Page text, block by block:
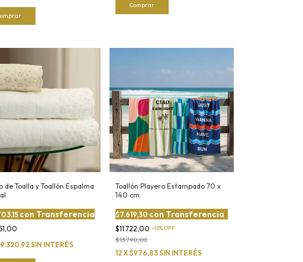
Comprar
de Toalla y Toallón Espalma
con Transferencia
SIN INTERÉS
Toallón Playero Estampado 70 x
140 cm
$11.722,00 -15%OFF
$13.790,00
$7.619,30 con Transferencia
12X$976,83SIN INTERÉS